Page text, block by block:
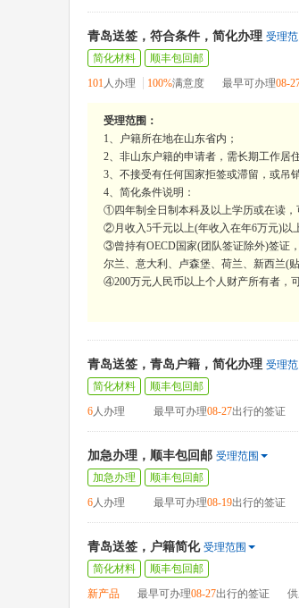
青岛送签，符合条件，简化办理 受理范
简化材料
顺丰包回邮
101人办理 100%满意度 最早可办理08-
受理范围：
1、户籍所在地在山东省内；
2、非山东户籍的申请者，需长期工作居
3、不接受有任何国家拒签或滞留，或吊
4、简化条件说明：
①四年制全日制本科及以上学历或在读，
②月收入5千元以上(年收入在年6万元)以
③曾持有OECD国家(团队签证除外)签证
尔兰、意大利、卢森堡、荷兰、新西兰(
④200万元人民币以上个人财产所有者，
青岛送签，青岛户籍，简化办理 受理范
简化材料
顺丰包回邮
6人办理 最早可办理08-27出行的签证
加急办理，顺丰包回邮 受理范围
加急办理
顺丰包回邮
6人办理 最早可办理08-19出行的签证
青岛送签，户籍简化 受理范围
简化材料
顺丰包回邮
新产品
最早可办理08-27出行的签证